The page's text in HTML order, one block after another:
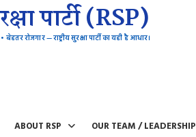
पार्टी (RSP)
बेहतर रोजगार — राष्ट्रीय सुरक्षा पार्टी का यही है आधार।
ABOUT RSP OUR TEAM / LEADERSHIP